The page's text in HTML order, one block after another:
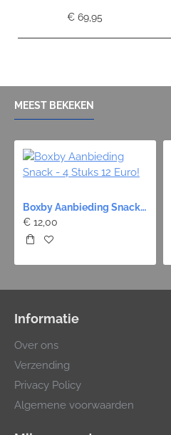
€ 69,95
MEEST BEKEKEN
Boxby Aanbieding Snack - 4 Stuks 12 Euro!
€ 12,00
Informatie
Over ons
Verzending
Privacy Policy
Algemene voorwaarden